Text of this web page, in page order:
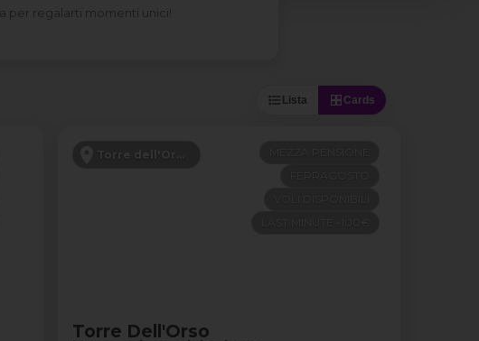
per regalarti momenti unici!
Lista Cards
Torre dell'Orso - Puglia
Torre Dell'Orso